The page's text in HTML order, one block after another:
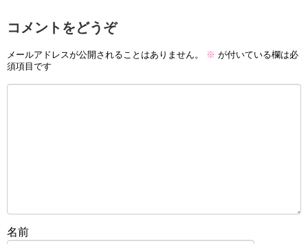
コメントをどうぞ
メールアドレスが公開されることはありません。 ※ が付いている欄は必
須項目です
名前